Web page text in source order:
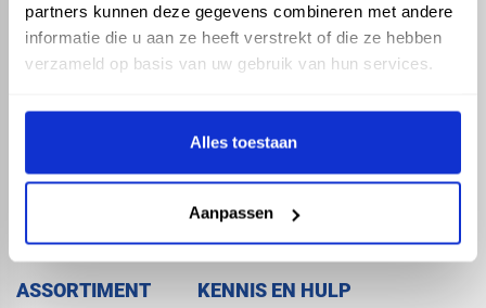
partners kunnen deze gegevens combineren met andere
informatie die u aan ze heeft verstrekt of die ze hebben
verzameld op basis van uw gebruik van hun services.
Alles toestaan
Aanpassen
ASSORTIMENT KENNIS EN HULP
map Veensesteeg 8, 4264 KG Veen
phone_enabled +31 416 75 02 55
mail info@vosproducts.nl
Direct uit grote voorraad geleverd met eigen transport